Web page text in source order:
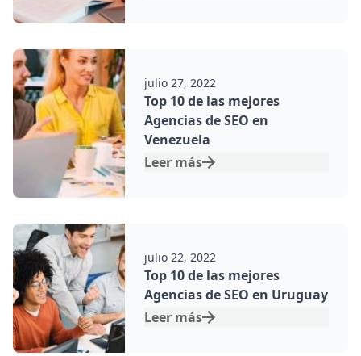
Por:
julio 27, 2022
Top 10 de las mejores
Agencias de SEO en
Venezuela
Leer más
Por:
julio 22, 2022
Top 10 de las mejores
Agencias de SEO en Uruguay
Leer más